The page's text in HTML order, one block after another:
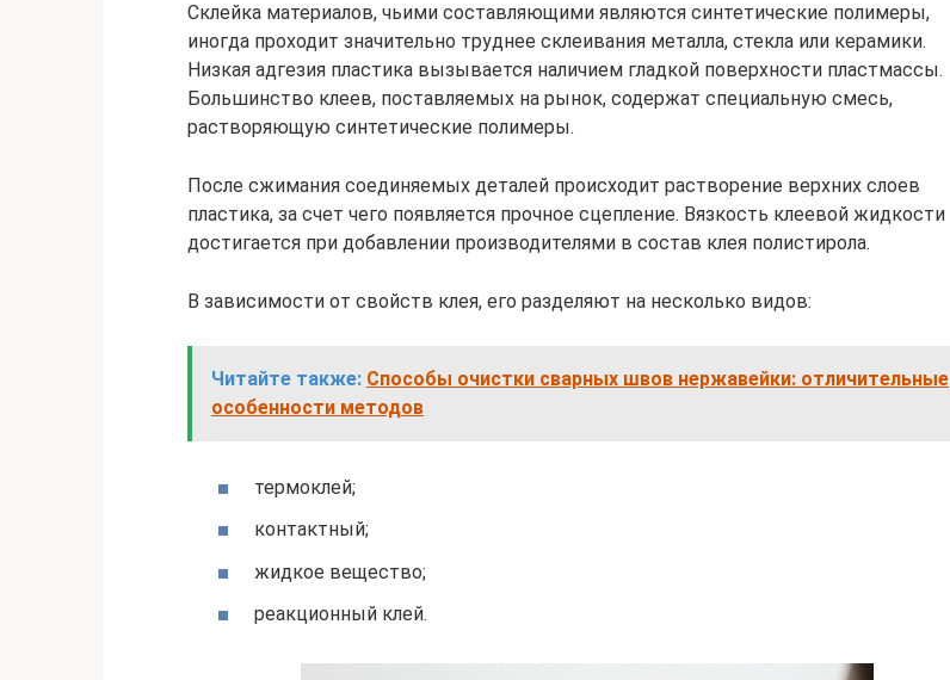
Склейка материалов, чьими составляющими являются синтетические полимеры,
иногда проходит значительно труднее склеивания металла, стекла или керамики.
Низкая адгезия пластика вызывается наличием гладкой поверхности пластмассы.
Большинство клеев, поставляемых на рынок, содержат специальную смесь,
растворяющую синтетические полимеры.
После сжимания соединяемых деталей происходит растворение верхних слоев
пластика, за счет чего появляется прочное сцепление. Вязкость клеевой жидкости
достигается при добавлении производителями в состав клея полистирола.
В зависимости от свойств клея, его разделяют на несколько видов:
Читайте также: Способы очистки сварных швов нержавейки: отличительные
особенности методов
термоклей;
контактный;
жидкое вещество;
реакционный клей.